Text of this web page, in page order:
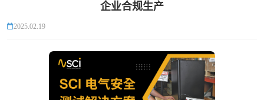
企业合规生产
2025.02.19